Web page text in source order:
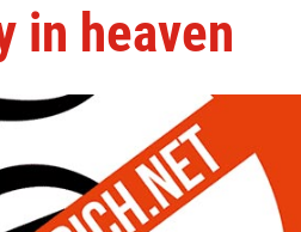
in heaven